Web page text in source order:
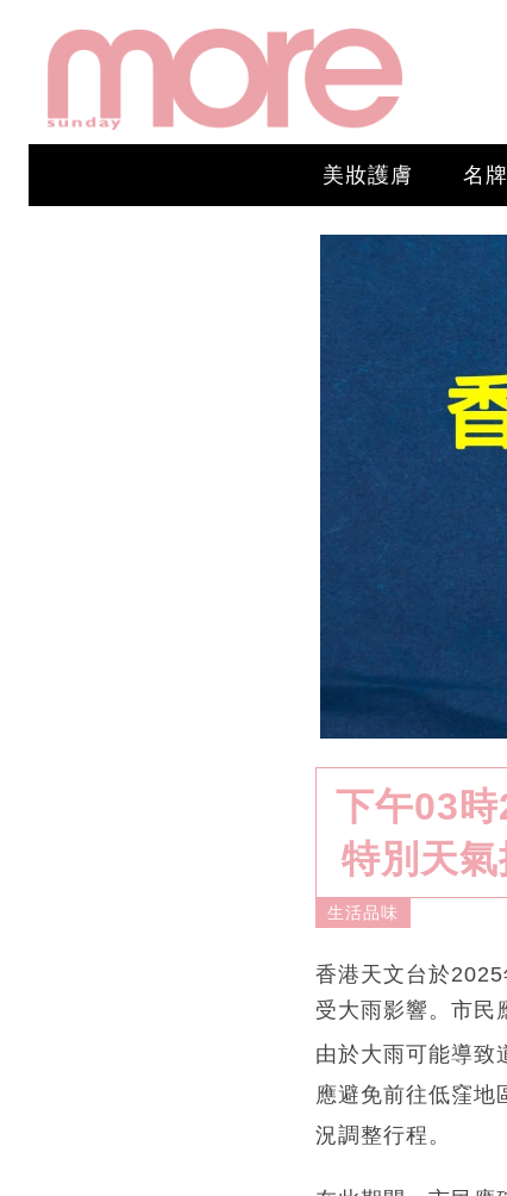
美妝護膚 名
下午03
特別天
生活品味
香港天文台於
受大雨影響。市民
由於大雨可能導致
應避免前往低窪地
況調整行程。